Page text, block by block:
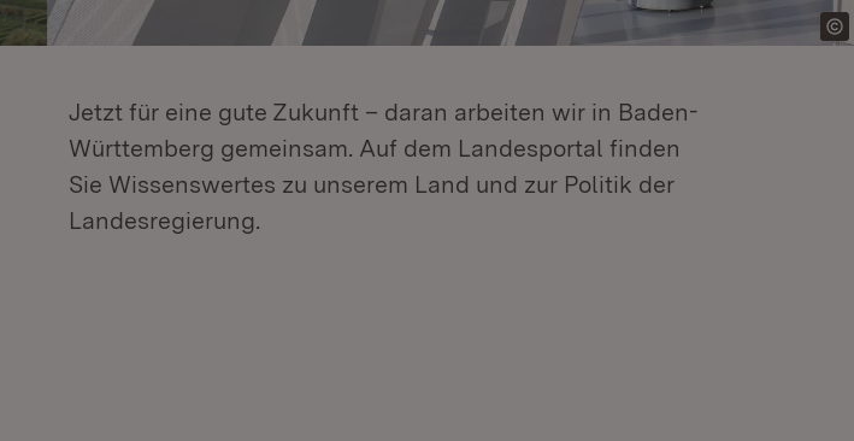
Jetzt für eine gute Zukunft – daran arbeiten wir in Baden-
Württemberg gemeinsam. Auf dem Landesportal finden
Sie Wissenswertes zu unserem Land und zur Politik der
Landesregierung.